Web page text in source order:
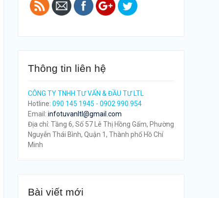
Thông tin liên hệ
CÔNG TY TNHH TƯ VẤN & ĐẦU TƯ LTL
Hotline: 090 145 1945 - 0902 990 954
Email: infotuvanltl@gmail.com
Địa chỉ: Tầng 6, Số 57 Lê Thị Hồng Gấm, Phường
Nguyễn Thái Bình, Quận 1, Thành phố Hồ Chí
Minh
Bài viết mới